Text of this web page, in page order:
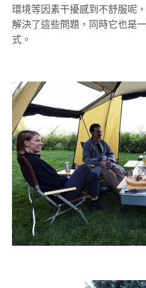
環境等因素干擾感到不舒服呢
解決了這些問題，同時它也是
式。